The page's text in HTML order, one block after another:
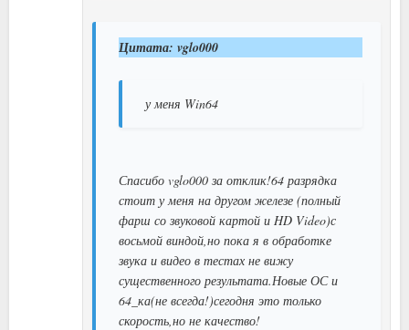
Цитата: vglo000
у меня Win64
Спасибо vglo000 за отклик!64 разрядка
стоит у меня на другом железе (полный
фарш со звуковой картой и HD Video)с
восьмой виндой,но пока я в обработке
звука и видео в тестах не вижу
существенного результата.Новые ОС и
64_ка(не всегда!)сегодня это только
скорость,но не качество!